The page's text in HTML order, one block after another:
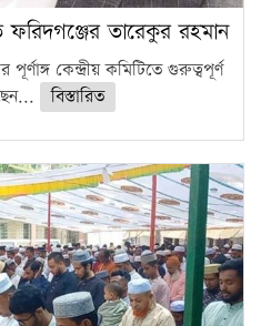
ফরিদগঞ্জের তারেকুর রহমান
কেন্দ্রীয় কমিটিতে গুরুত্বপূর্ণ
বিস্তারিত